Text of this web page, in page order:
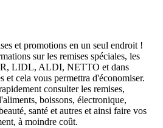
et promotions en un seul endroit !
sur les remises spéciales, les
LIDL, ALDI, NETTO et dans
et cela vous permettra d'économiser.
consulter les remises,
boissons, électronique,
santé et autres et ainsi faire vos
à moindre coût.